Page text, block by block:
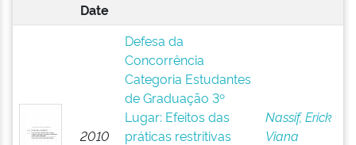
Date
2010
Defesa da
Concorrência
Categoria Estudantes
de Graduação 3º
Lugar: Efeitos das
práticas restritivas
Nassif, Erick
Viana